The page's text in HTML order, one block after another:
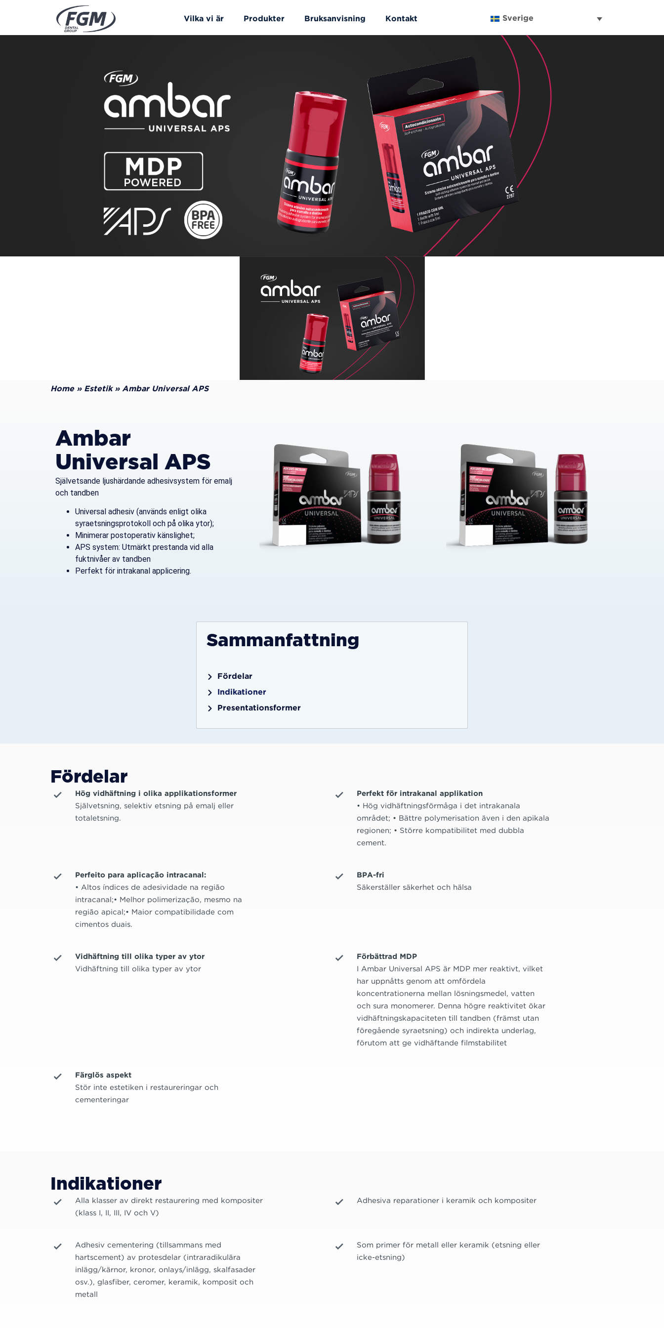
Vilka vi är Produkter Bruksanvisning Kontakt Sverige
Home» Estetik» Ambar Universal APS
Ambar
Universal APS
Självetsande ljushärdande adhesivsystem för emalj
och tandben
Universal adhesiv (används enligt olika
syraetsningsprotokoll och på olika ytor);
Minimerar postoperativ känslighet;
APS system: Utmärkt prestanda vid alla
fuktnivåer av tandben
Perfekt för intrakanal applicering.
Sammanfattning
Fördelar
Indikationer
Presentationsformer
Fördelar
Hög vidhäftning i olika applikationsformer
Självetsning, selektiv etsning på emalj eller
totaletsning.
Perfekt för intrakanal applikation
• Hög vidhäftningsförmåga i det intrakanala
området; • Bättre polymerisation även i den apikala
regionen; • Större kompatibilitet med dubbla
cement.
Perfeito para aplicação intracanal:
• Altos índices de adesividade na região
intracanal;• Melhor polimerização, mesmo na
região apical;• Maior compatibilidade com
cimentos duais.
BPA-fri
Säkerställer säkerhet och hälsa
Vidhäftning till olika typer av ytor
Vidhäftning till olika typer av ytor
Förbättrad MDP
I Ambar Universal APS är MDP mer reaktivt, vilket
har uppnåtts genom att omfördela
koncentrationerna mellan lösningsmedel, vatten
och sura monomerer. Denna högre reaktivitet ökar
vidhäftningskapaciteten till tandben (främst utan
föregående syraetsning) och indirekta underlag,
förutom att ge vidhäftande filmstabilitet
Färglös aspekt
Stör inte estetiken i restaureringar och
cementeringar
Indikationer
Alla klasser av direkt restaurering med kompositer
(klass I, II, III, IV och V)
Adhesiva reparationer i keramik och kompositer
Adhesiv cementering (tillsammans med
hartscement) av protesdelar (intraradikulära
inlägg/kärnor, kronor, onlays/inlägg, skalfasader
osv.), glasfiber, ceromer, keramik, komposit och
metall
Som primer för metall eller keramik (etsning eller
icke-etsning)